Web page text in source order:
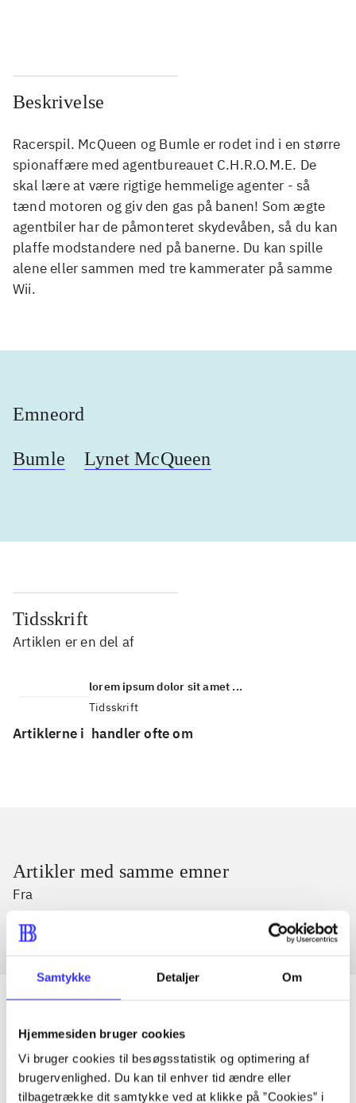
Samtykke Detaljer Om
Hjemmesiden bruger cookies
Vi bruger cookies til besøgsstatistik og optimering af
brugervenlighed. Du kan til enhver tid ændre eller
tilbagetrække dit samtykke ved at klikke på ”Cookies” i
Beskrivelse
Racerspil. McQueen og Bumle er rodet ind i en større
spionaffære med agentbureauet C.H.R.O.M.E. De
skal lære at være rigtige hemmelige agenter - så
tænd motoren og giv den gas på banen! Som ægte
agentbiler har de påmonteret skydevåben, så du kan
plaffe modstandere ned på banerne. Du kan spille
alene eller sammen med tre kammerater på samme
Wii.
Emneord
Bumle Lynet McQueen
Tidsskrift
Artiklen er en del af
lorem ipsum dolor sit amet ...
Tidsskrift
Artiklerne i handler ofte om
Artikler med samme emner
Fra
Artikler
Alle registrerede artikler fordelt på udgivelser